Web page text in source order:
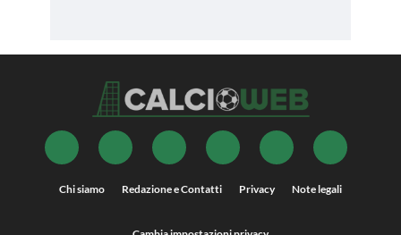
Chi siamo Redazione e Contatti Privacy Note legali